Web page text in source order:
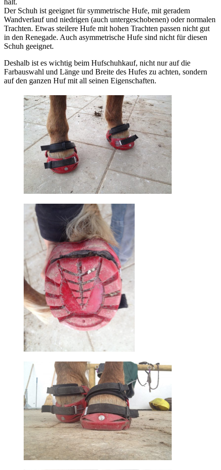
Der Schuh ist geeignet für symmetrische Hufe, mit geradem
Wandverlauf und niedrigen (auch untergeschobenen) oder normalen
Trachten. Etwas steilere Hufe mit hohen Trachten passen nicht gut
in den Renegade. Auch asymmetrische Hufe sind nicht für diesen
Schuh geeignet.
Deshalb ist es wichtig beim Hufschuhkauf, nicht nur auf die
Farbauswahl und Länge und Breite des Hufes zu achten, sondern
auf den ganzen Huf mit all seinen Eigenschaften.